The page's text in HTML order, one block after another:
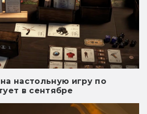
настольную игру по
в сентябре